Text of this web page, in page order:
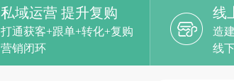
私域运营 提升复购
打通获客+跟单+转化+复购
营销闭环
线
造
线